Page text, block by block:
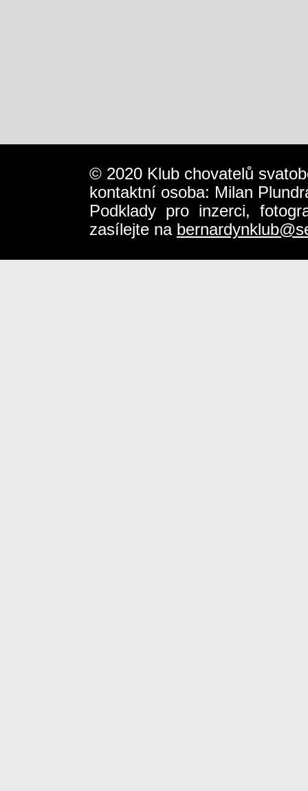
© 2020 Klub chovatelů
kontaktní osoba: Milan
Podklady pro inzerci,
zasílejte na